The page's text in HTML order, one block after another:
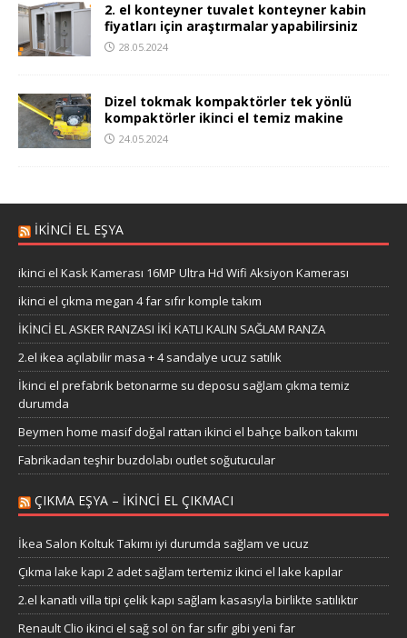
2. el konteyner tuvalet konteyner kabin
fiyatları için araştırmalar yapabilirsiniz
28.05.2024
Dizel tokmak kompaktörler tek yönlü
kompaktörler ikinci el temiz makine
24.05.2024
İKİNCİ EL EŞYA
ikinci el Kask Kamerası 16MP Ultra Hd Wifi Aksiyon Kamerası
ikinci el çıkma megan 4 far sıfır komple takım
İKİNCİ EL ASKER RANZASI İKİ KATLI KALIN SAĞLAM RANZA
2.el ikea açılabilir masa + 4 sandalye ucuz satılık
İkinci el prefabrik betonarme su deposu sağlam çıkma temiz
durumda
Beymen home masif doğal rattan ikinci el bahçe balkon takımı
Fabrikadan teşhir buzdolabı outlet soğutucular
ÇIKMA EŞYA – IKINCI EL ÇIKMACI
İkea Salon Koltuk Takımı iyi durumda sağlam ve ucuz
Çıkma lake kapı 2 adet sağlam tertemiz ikinci el lake kapılar
2.el kanatlı villa tipi çelik kapı sağlam kasasıyla birlikte satılıktır
Renault Clio ikinci el sağ sol ön far sıfır gibi yeni far